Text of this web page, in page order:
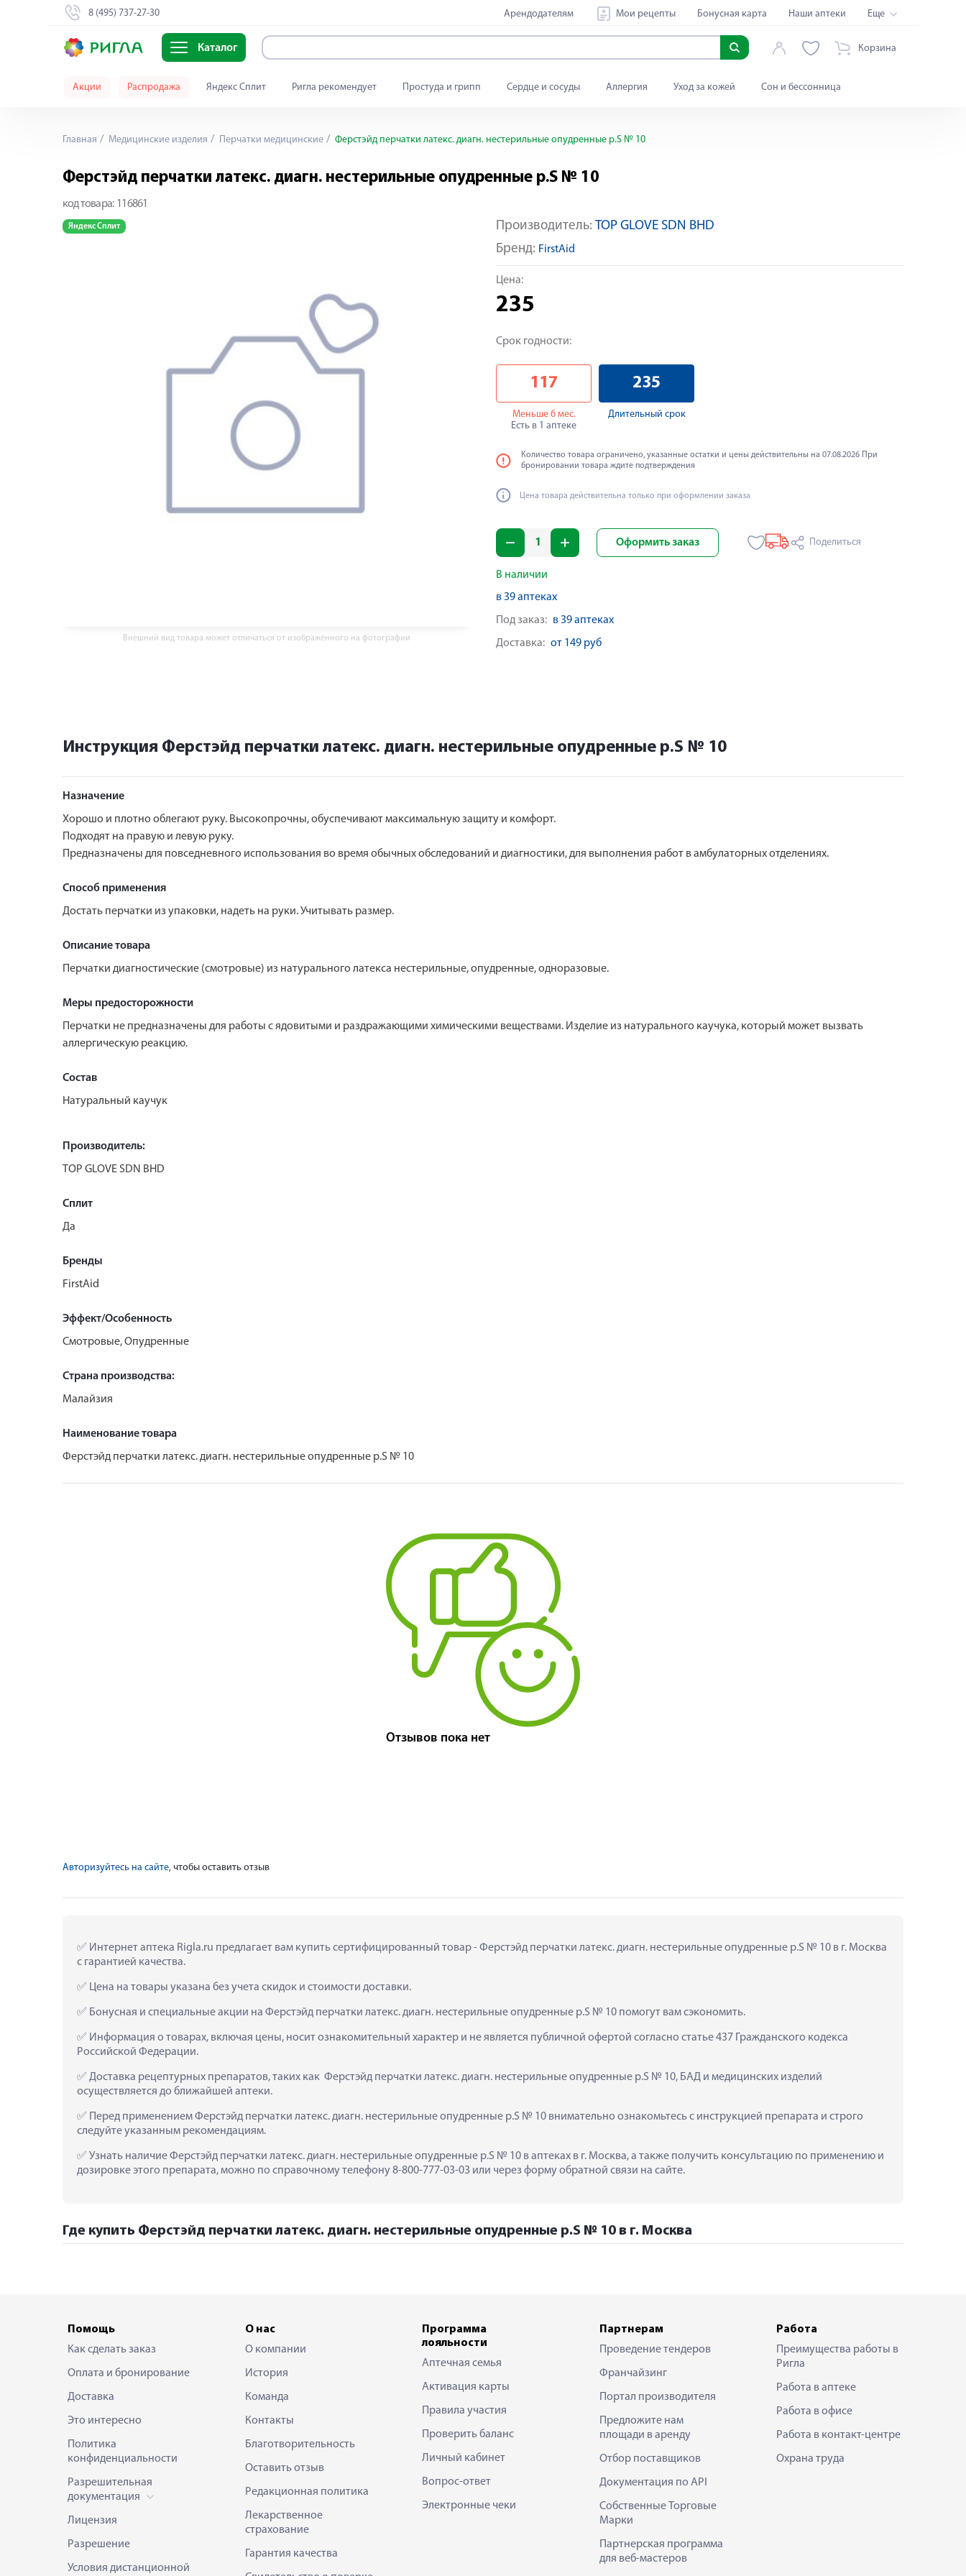
8 (495) 737-27-30 Арендодателям Мои рецепты Бонусная карта Наши аптеки Еще
Каталог Корзина
Акции Распродажа Яндекс Сплит Ригла рекомендует Простуда и грипп Сердце и сосуды Аллергия Уход за кожей Сон и бессонница
Главная Медицинские изделия Перчатки медицинские Ферстэйд перчатки латекс. диагн. нестерильные опудренные р.S № 10
Ферстэйд перчатки латекс. диагн. нестерильные опудренные р.S № 10
код товара: 116861
Яндекс Сплит
Внешний вид товара может отличаться от изображённого на фотографии
Производитель: TOP GLOVE SDN BHD
Бренд: FirstAid
Цена:
235
Срок годности:
117
Меньше 6 мес.
Есть в 1 аптеке
235
Длительный срок
Количество товара ограничено, указанные остатки и цены действительны на 07.08.2026 При
бронировании товара ждите подтверждения
Цена товара действительна только при оформлении заказа
Оформить заказ Поделиться
В наличии
в 39 аптеках
Под заказ: в 39 аптеках
Доставка: от 149 руб
Инструкция Ферстэйд перчатки латекс. диагн. нестерильные опудренные р.S № 10
Назначение
Хорошо и плотно облегают руку. Высокопрочны, обуспечивают максимальную защиту и комфорт.
Подходят на правую и левую руку.
Предназначены для повседневного использования во время обычных обследований и диагностики, для выполнения работ в амбулаторных отделениях.
Способ применения
Достать перчатки из упаковки, надеть на руки. Учитывать размер.
Описание товара
Перчатки диагностические (смотровые) из натурального латекса нестерильные, опудренные, одноразовые.
Меры предосторожности
Перчатки не предназначены для работы с ядовитыми и раздражающими химическими веществами. Изделие из натурального каучука, который может вызвать
аллергическую реакцию.
Состав
Натуральный каучук
Производитель:
TOP GLOVE SDN BHD
Сплит
Да
Бренды
FirstAid
Эффект/Особенность
Смотровые, Опудренные
Страна производства:
Малайзия
Наименование товара
Ферстэйд перчатки латекс. диагн. нестерильные опудренные р.S № 10
Отзывов пока нет
Авторизуйтесь на сайте, чтобы оставить отзыв
Интернет аптека Rigla.ru предлагает вам купить сертифицированный товар - Ферстэйд перчатки латекс. диагн. нестерильные опудренные р.S № 10 в г. Москва
с гарантией качества.
Цена на товары указана без учета скидок и стоимости доставки.
Бонусная и специальные акции на Ферстэйд перчатки латекс. диагн. нестерильные опудренные р.S № 10 помогут вам сэкономить.
Информация о товарах, включая цены, носит ознакомительный характер и не является публичной офертой согласно статье 437 Гражданского кодекса
Российской Федерации.
Доставка рецептурных препаратов, таких как  Ферстэйд перчатки латекс. диагн. нестерильные опудренные р.S № 10, БАД и медицинских изделий
осуществляется до ближайшей аптеки.
Перед применением Ферстэйд перчатки латекс. диагн. нестерильные опудренные р.S № 10 внимательно ознакомьтесь с инструкцией препарата и строго
следуйте указанным рекомендациям.
Узнать наличие Ферстэйд перчатки латекс. диагн. нестерильные опудренные р.S № 10 в аптеках в г. Москва, а также получить консультацию по применению и
дозировке этого препарата, можно по справочному телефону 8-800-777-03-03 или через форму обратной связи на сайте.
Где купить Ферстэйд перчатки латекс. диагн. нестерильные опудренные р.S № 10 в г. Москва
Помощь
Как сделать заказ
Оплата и бронирование
Доставка
Это интересно
Политика
конфиденциальности
Разрешительная
документация
Лицензия
Разрешение
Условия дистанционной
О нас
О компании
История
Команда
Контакты
Благотворительность
Оставить отзыв
Редакционная политика
Лекарственное
страхование
Гарантия качества
Программа
лояльности
Аптечная семья
Активация карты
Правила участия
Проверить баланс
Личный кабинет
Вопрос-ответ
Электронные чеки
Партнерам
Проведение тендеров
Франчайзинг
Портал производителя
Предложите нам
площади в аренду
Отбор поставщиков
Документация по API
Собственные Торговые
Марки
Партнерская программа
для веб-мастеров
Работа
Преимущества работы в
Ригла
Работа в аптеке
Работа в офисе
Работа в контакт-центре
Охрана труда